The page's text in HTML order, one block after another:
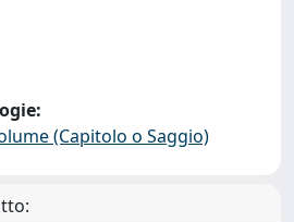
(Capitolo o Saggio)